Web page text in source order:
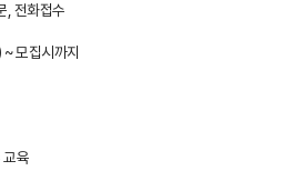
, 전화접수
모집시까지
육